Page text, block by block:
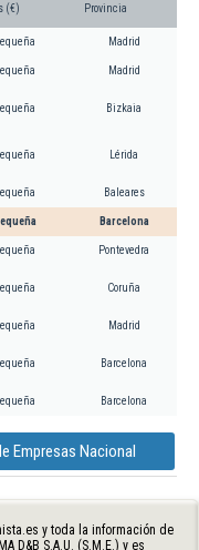
(€) Provincia
Madrid
Madrid
Bizkaia
Lérida
Baleares
Barcelona
Pontevedra
Coruña
Madrid
Barcelona
Barcelona
Empresas Nacional
y toda la información de
D&B S.A.U. (S.M.E.) y es